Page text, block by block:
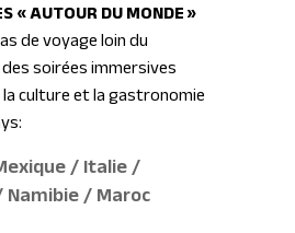
« AUTOUR DU MONDE »
de voyage loin du
soirées immersives
culture et la gastronomie
:
/ Italie/
/ Maroc